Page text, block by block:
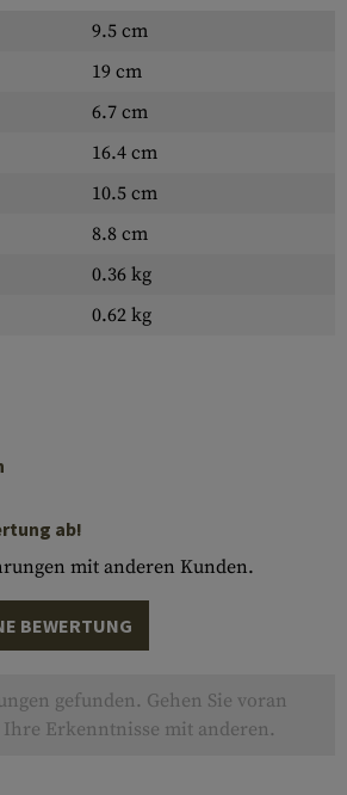
9.5 cm
19 cm
6.7 cm
16.4 cm
10.5 cm
8.8 cm
0.36 kg
0.62 kg
ab!
mit anderen Kunden.
BEWERTUNG
gefunden. Gehen Sie voran
Ihre Erkenntnisse mit anderen.